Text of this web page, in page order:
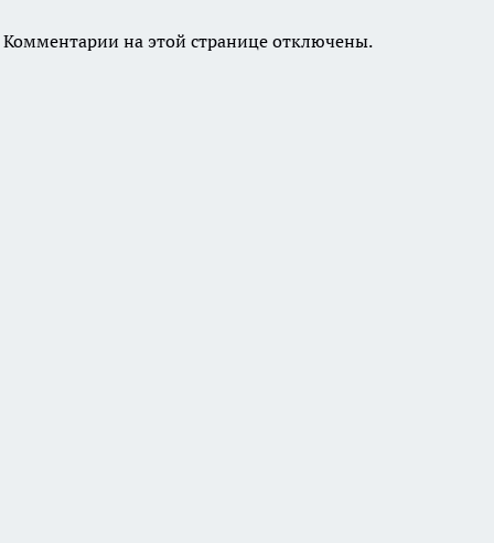
Комментарии на этой странице отключены.